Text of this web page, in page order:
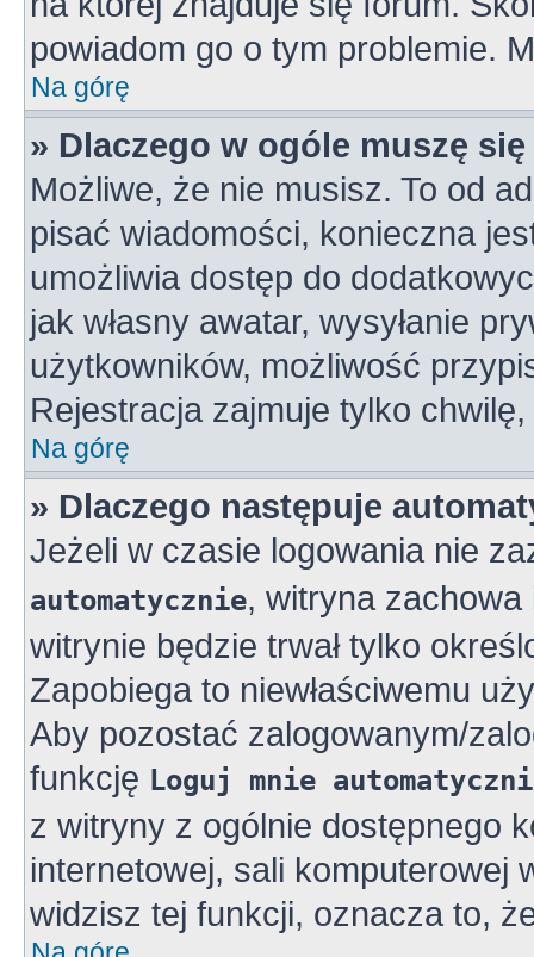
powiadom go o tym problemie.
Na górę
» Dlaczego w ogóle muszę
Możliwe, że nie musisz. To od
pisać wiadomości, konieczna
umożliwia dostęp do
jak własny awatar, wysyłanie
użytkowników, możliwość
Rejestracja zajmuje tylko
Na górę
» Dlaczego następuje
Jeżeli w czasie logowania nie
automatycznie, witryna
witrynie będzie trwał tylko
Zapobiega to niewłaściwemu
Aby pozostać zalogowanym/
funkcję Loguj mnie
z witryny z ogólnie dostępnego
internetowej, sali komputerowej
widzisz tej funkcji, oznacza to,